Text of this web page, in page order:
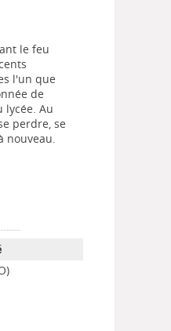
le feu
l'un que
de
Au
perdre, se
nouveau.